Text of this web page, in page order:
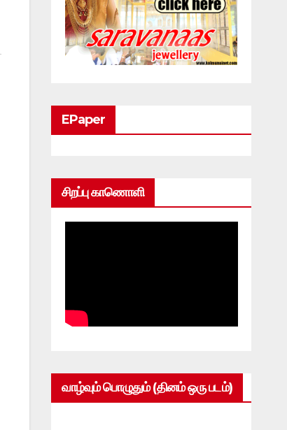
EPaper
சிறப்பு காணொளி
வாழ்வும் பொழுதும் (தினம் ஒரு படம்)